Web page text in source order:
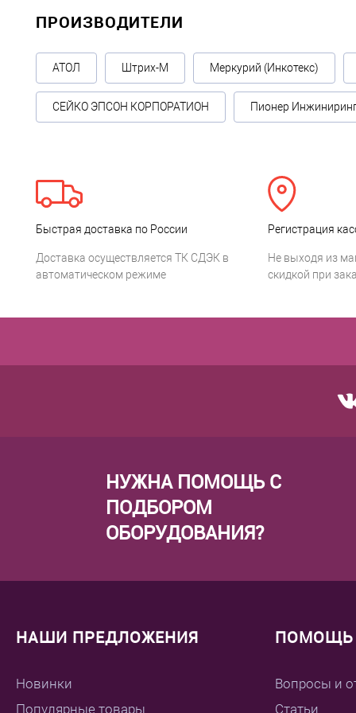
ПРОИЗВОДИТЕЛИ
АТОЛ Штрих-М Меркурий (Инкотекс)
СЕЙКО ЭПСОН КОРПОРАТИОН Пионер
Быстрая доставка по России
Доставка осуществляется ТК СДЭК в
автоматическом режиме
Регистрация
Не выходя из
скидкой при
НУЖНА ПОМОЩЬ С
ПОДБОРОМ
ОБОРУДОВАНИЯ?
НАШИ ПРЕДЛОЖЕНИЯ
Новинки
Популярные товары
ПОМОЩЬ
Вопросы и
Статьи